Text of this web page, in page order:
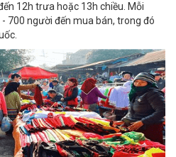
12h trưa hoặc 13h chiều. Mỗi
700 người đến mua bán, trong đó